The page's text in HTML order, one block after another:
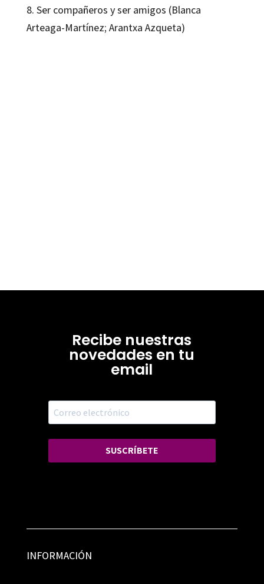
8. Ser compañeros y ser amigos (Blanca
Arteaga-Martínez; Arantxa Azqueta)
Recibe nuestras
novedades en tu
email
SUSCRÍBETE
INFORMACIÓN